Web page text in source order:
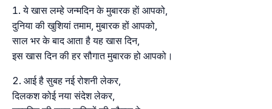
ये खास लम्हे जन्मदिन के मुबारक हाें आपको,
दुनिया की खुशियां तमाम, मुबारक हों आपको,
साल भर के बाद आता है यह खास दिन,
इस खास दिन की हर सौगात मुबारक हो आपको।
आई है सुबह नई रोशनी लेकर,
दिलकश कोई नया संदेश लेकर,